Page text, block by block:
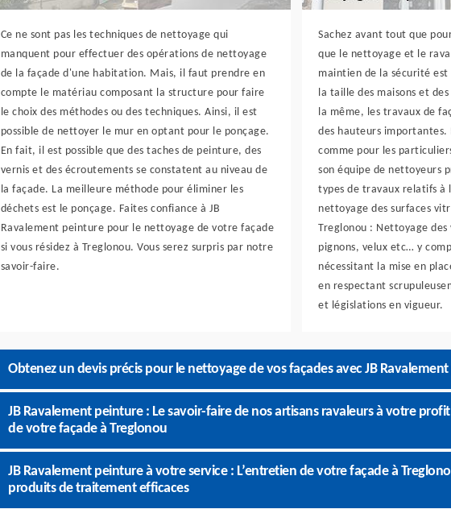
Ce ne sont pas les techniques de nettoyage qui
manquent pour effectuer des opérations de nettoyage
de la façade d'une habitation. Mais, il faut prendre en
compte le matériau composant la structure pour faire
le choix des méthodes ou des techniques. Ainsi, il est
possible de nettoyer le mur en optant pour le ponçage.
En fait, il est possible que des taches de peinture, des
vernis et des écroutements se constatent au niveau de
la façade. La meilleure méthode pour éliminer les
déchets est le ponçage. Faites confiance à JB
Ravalement peinture pour le nettoyage de votre façade
si vous résidez à Treglonou. Vous serez surpris par notre
savoir-faire.
Sachez avant tout que
que le nettoyage et le
maintien de la sécurité
la taille des maisons et
la même, les travaux de
des hauteurs importantes.
comme pour les
son équipe de nettoyeurs
types de travaux relatifs à
nettoyage des surfaces
Treglonou : Nettoyage
pignons, velux etc… y
nécessitant la mise en
en respectant
et législations en vigueur.
Obtenez un devis précis pour le nettoyage de vos façades avec JB
JB Ravalement peinture : Le savoir-faire de nos artisans ravaleurs à votre
de votre façade à Treglonou
JB Ravalement peinture à votre service : L’entretien de votre façade à
produits de traitement efficaces